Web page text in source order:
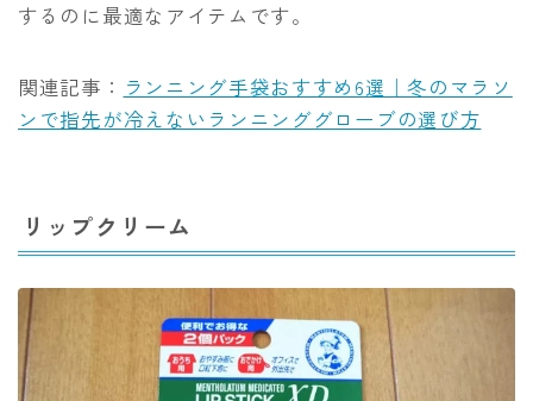
するのに最適なアイテムです。
関連記事： ランニング手袋おすすめ6選｜冬のマラソ
ンで指先が冷えないランニンググローブの選び方
リップクリーム